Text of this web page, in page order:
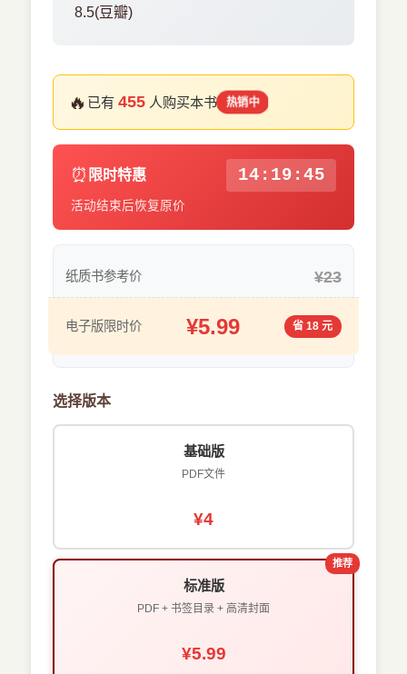
8.5(豆瓣)
🔥 已有455 人购买本书 热销中
⏰ 限时特惠 14:19:44
活动结束后恢复原价
纸质书参考价 ¥23
电子版限时价 ¥5.99 省 18 元
选择版本
基础版
PDF文件
¥4
推荐
标准版
PDF + 书签目录 + 高清封面
¥5.99